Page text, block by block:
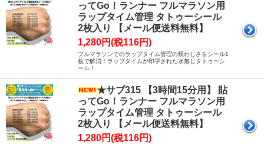
ってGo！ランナー フルマラソン用
ラップタイム管理 タトゥーシール
2枚入り 【メール便送料無料】
1,280円(税116円)
フルマラソンでのラップタイム管理の煩わしさをシール1
枚で解消！ラップタイムが印字された水無しタトゥーシ
ール！
★サブ315 【3時間15分用】 貼
ってGo！ランナー フルマラソン用
ラップタイム管理 タトゥーシール
2枚入り 【メール便送料無料】
1,280円(税116円)